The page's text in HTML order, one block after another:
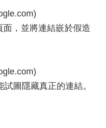
，並將連結嵌於假造
圖隱藏真正的連結。